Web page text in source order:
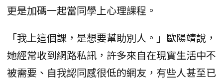
更是加碼一起當同學上心理課程。
「我上這個課，是想要幫助別人。」歐陽靖說，
她經常收到網路私訊，許多來自在現實生活中不
被需要、自我認同感很低的網友，有些人甚至已